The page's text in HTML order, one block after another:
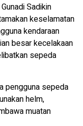
Sadikin
keselamatan
kendaraan
besar kecelakaan
sepeda
pengguna sepeda
helm,
muatan